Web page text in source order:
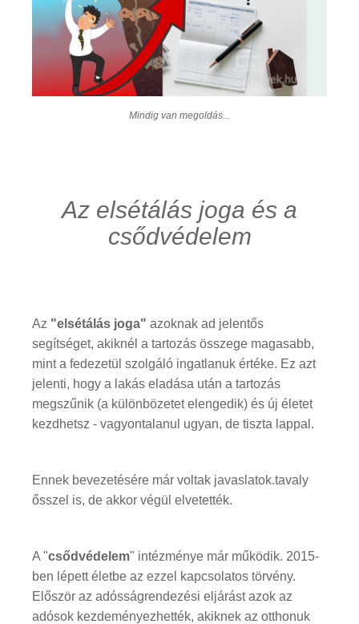
Mindig van megoldás...
Az elsétálás joga és a
csődvédelem
Az "elsétálás joga" azoknak ad jelentős
segítséget, akiknél a tartozás összege magasabb,
mint a fedezetül szolgáló ingatlanuk értéke. Ez azt
jelenti, hogy a lakás eladása után a tartozás
megszűnik (a különbözetet elengedik) és új életet
kezdhetsz - vagyontalanul ugyan, de tiszta lappal.
Ennek bevezetésére már voltak javaslatok.tavaly
ősszel is, de akkor végül elvetették.
A "csődvédelem" intézménye már működik. 2015-
ben lépett életbe az ezzel kapcsolatos törvény.
Először az adósságrendezési eljárást azok az
adósok kezdeményezhették, akiknek az otthonuk